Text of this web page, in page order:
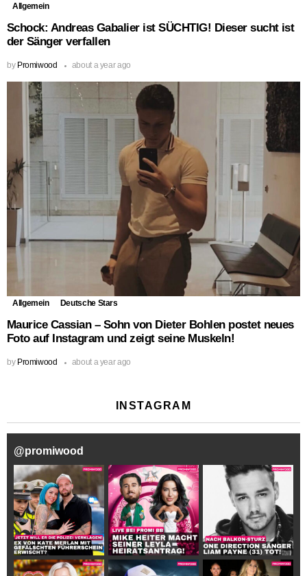
Allgemein
Schock: Andreas Gabalier ist SÜCHTIG! Dieser sucht ist
der Sänger verfallen
by Promiwood about a year ago
Allgemein Deutsche Stars
Maurice Cassian – Sohn von Dieter Bohlen postet neues
Foto auf Instagram und zeigt seine Muskeln!
by Promiwood about a year ago
INSTAGRAM
@promiwood